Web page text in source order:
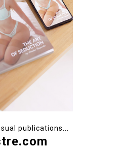
publications...